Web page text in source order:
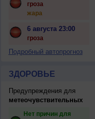
гроза
жара
6 августа 23:00
гроза
Подробный автопрогноз
ЗДОРОВЬЕ
Предупреждения для
метеочувствительных
Нет причин для